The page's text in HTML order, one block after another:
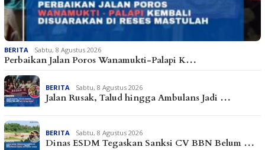
BERITA Sabtu, 8 Agustus 2026
Perbaikan Jalan Poros Wanamukti-Palapi K…
BERITA Sabtu, 8 Agustus 2026
Jalan Rusak, Talud hingga Ambulans Jadi …
BERITA Sabtu, 8 Agustus 2026
Dinas ESDM Tegaskan Sanksi CV BBN Belum …